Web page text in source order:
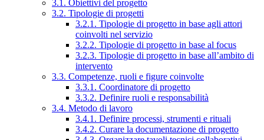
3.1. Obiettivi del progetto
3.2. Tipologie di progetti
3.2.1. Tipologie di progetto in base agli attori
coinvolti nel servizio
3.2.2. Tipologie di progetto in base al focus
3.2.3. Tipologie di progetto in base all’ambito di
intervento
3.3. Competenze, ruoli e figure coinvolte
3.3.1. Coordinatore di progetto
3.3.2. Definire ruoli e responsabilità
3.4. Metodo di lavoro
3.4.1. Definire processi, strumenti e rituali
3.4.2. Curare la documentazione di progetto